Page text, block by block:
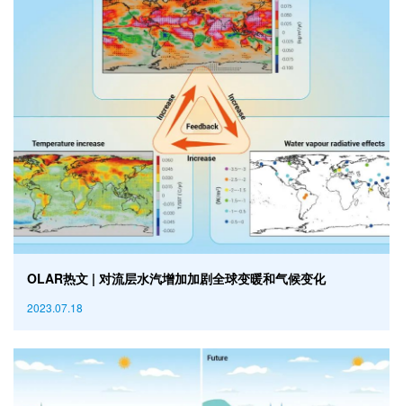
OLAR热文 | 对流层水汽增加加剧全球变暖和气候变化
2023.07.18